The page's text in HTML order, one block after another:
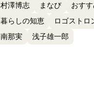
村澤博志
まなび
おす
暮らしの知恵
ロゴストロ
南那実
浅子雄一郎